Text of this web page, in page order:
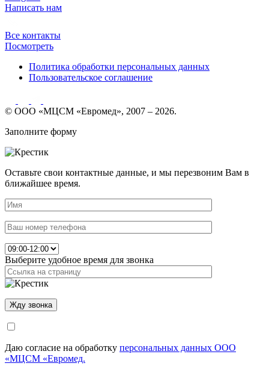
Написать нам
Все контакты
Посмотреть
Политика обработки персональных данных
Пользовательское соглашение
© ООО «МЦСМ «Евромед», 2007 – 2026.
Заполните форму
Оставьте свои контактные данные, и мы перезвоним Вам в
ближайшее время.
Выберите удобное время для звонка
Даю согласие на обработку персональных данных ООО
«МЦСМ «Евромед.